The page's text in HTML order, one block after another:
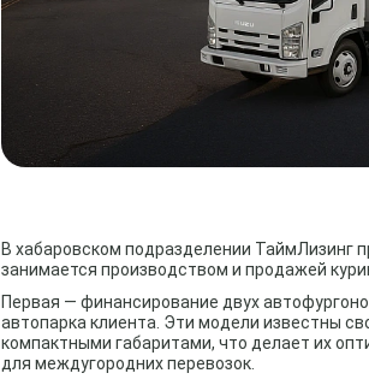
В хабаровском подразделении ТаймЛизинг
занимается производством и продажей
Первая — финансирование двух
автопарка клиента. Эти модели известны
компактными габаритами, что делает их
для междугородних перевозок.